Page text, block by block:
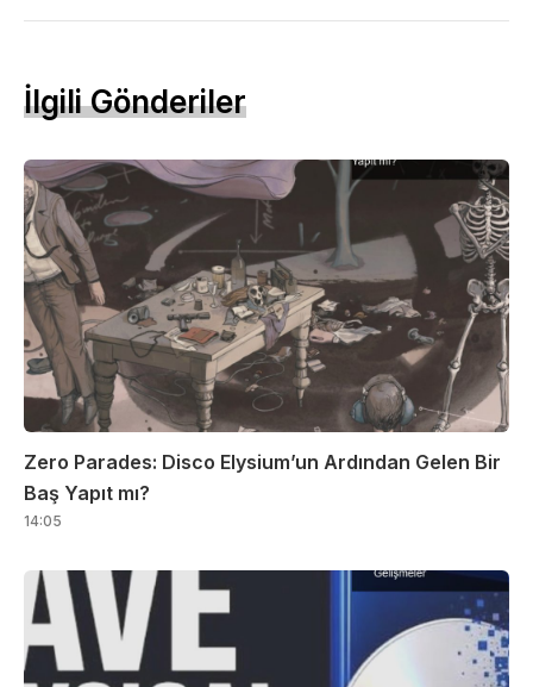
İlgili Gönderiler
Zero Parades: Disco Elysium’un Ardından Gelen Bir
Baş Yapıt mı?
14:05